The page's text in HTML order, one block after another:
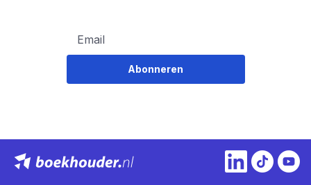
Abonneren